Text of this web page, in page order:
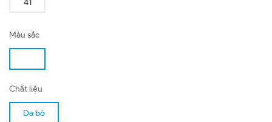
41
Màu sắc
Chất liệu
Da bò